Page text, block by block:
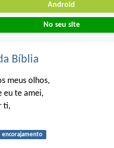
Android
No seu site
Bíblia
meus olhos,
eu te amei,
ti,
encorajamento